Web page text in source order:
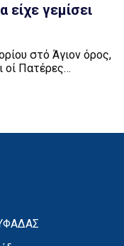
γεμίσει
στό Άγιον όρος,
οί Πατέρες
της
ήταν
του λένε: